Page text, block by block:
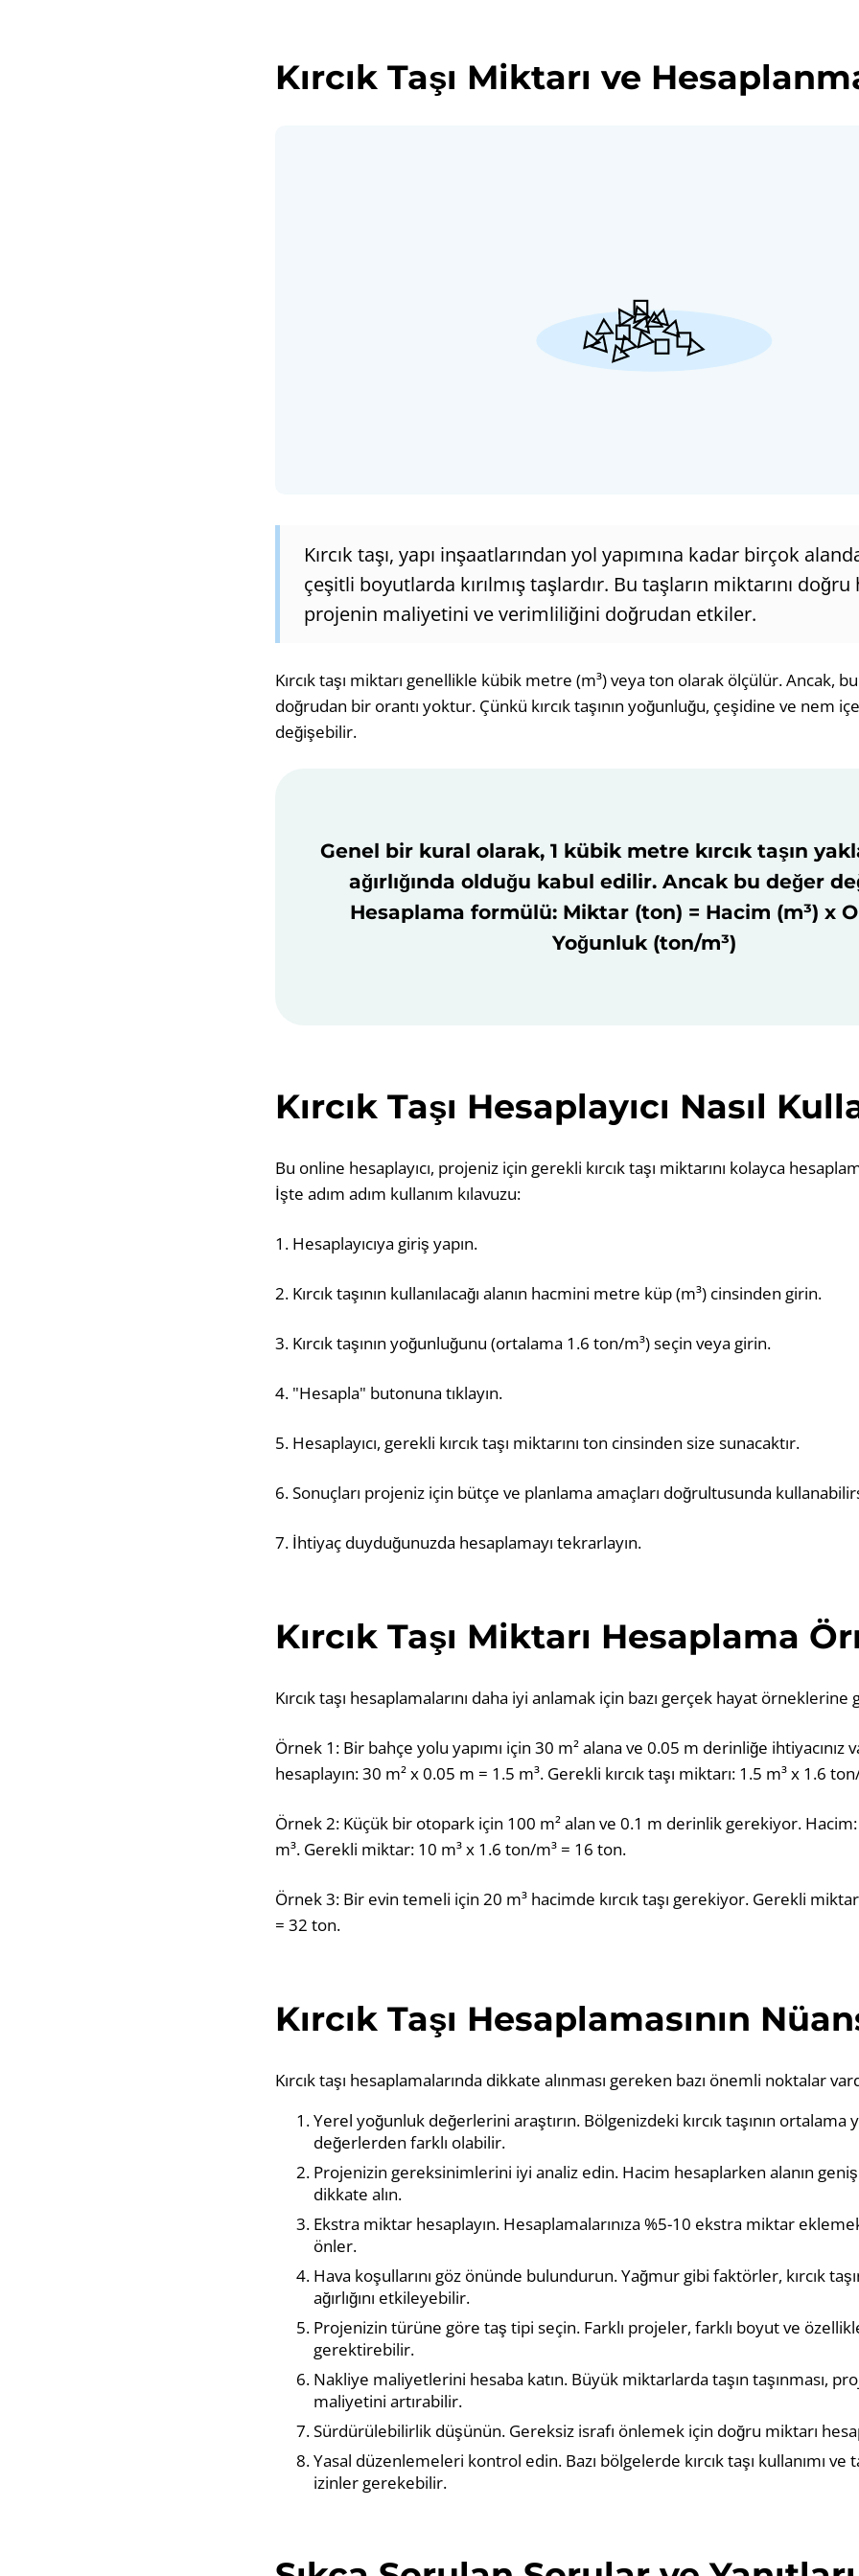
Kırcık Taşı Miktarı ve
Kırcık taşı, yapı inşaatlarından yol yapımına kadar birçok
çeşitli boyutlarda kırılmış taşlardır. Bu taşların miktarını
projenin maliyetini ve verimliliğini doğrudan etkiler.
Kırcık taşı miktarı genellikle kübik metre (m³) veya ton olarak ölçülür. Ancak,
doğrudan bir orantı yoktur. Çünkü kırcık taşının yoğunluğu, çeşidine ve nem
değişebilir.
Genel bir kural olarak, 1 kübik metre kırcık taşın
ağırlığında olduğu kabul edilir. Ancak bu değer
Hesaplama formülü: Miktar (ton) = Hacim (m³) x
Yoğunluk (ton/m³)
Kırcık Taşı Hesaplayıcı Nasıl
Bu online hesaplayıcı, projeniz için gerekli kırcık taşı miktarını kolayca
İşte adım adım kullanım kılavuzu:
1. Hesaplayıcıya giriş yapın.
2. Kırcık taşının kullanılacağı alanın hacmini metre küp (m³) cinsinden girin.
3. Kırcık taşının yoğunluğunu (ortalama 1.6 ton/m³) seçin veya girin.
4. "Hesapla" butonuna tıklayın.
5. Hesaplayıcı, gerekli kırcık taşı miktarını ton cinsinden size sunacaktır.
6. Sonuçları projeniz için bütçe ve planlama amaçları doğrultusunda
7. İhtiyaç duyduğunuzda hesaplamayı tekrarlayın.
Kırcık Taşı Miktarı Hesaplama
Kırcık taşı hesaplamalarını daha iyi anlamak için bazı gerçek hayat örneklerine
Örnek 1: Bir bahçe yolu yapımı için 30 m² alana ve 0.05 m derinliğe ihtiyacınız
hesaplayın: 30 m² x 0.05 m = 1.5 m³. Gerekli kırcık taşı miktarı: 1.5 m³ x 1.6
Örnek 2: Küçük bir otopark için 100 m² alan ve 0.1 m derinlik gerekiyor.
m³. Gerekli miktar: 10 m³ x 1.6 ton/m³ = 16 ton.
Örnek 3: Bir evin temeli için 20 m³ hacimde kırcık taşı gerekiyor. Gerekli
= 32 ton.
Kırcık Taşı Hesaplamasının
Kırcık taşı hesaplamalarında dikkate alınması gereken bazı önemli noktalar
Yerel yoğunluk değerlerini araştırın. Bölgenizdeki kırcık taşının ortalama
değerlerden farklı olabilir.
Projenizin gereksinimlerini iyi analiz edin. Hacim hesaplarken alanın
dikkate alın.
Ekstra miktar hesaplayın. Hesaplamalarınıza %5-10 ekstra miktar
önler.
Hava koşullarını göz önünde bulundurun. Yağmur gibi faktörler, kırcık
ağırlığını etkileyebilir.
Projenizin türüne göre taş tipi seçin. Farklı projeler, farklı boyut ve
gerektirebilir.
Nakliye maliyetlerini hesaba katın. Büyük miktarlarda taşın taşınması,
maliyetini artırabilir.
Sürdürülebilirlik düşünün. Gereksiz israfı önlemek için doğru miktarı
Yasal düzenlemeleri kontrol edin. Bazı bölgelerde kırcık taşı kullanımı ve
izinler gerekebilir.